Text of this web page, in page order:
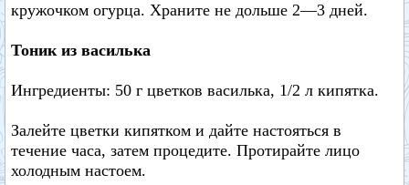
кружочком огурца. Храните не дольше 2—3 дней.
Тоник из василька
Ингредиенты: 50 г цветков василька, 1/2 л кипятка.
Залейте цветки кипятком и дайте настояться в
течение часа, затем процедите. Протирайте лицо
холодным настоем.